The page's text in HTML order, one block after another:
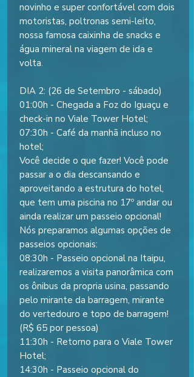
novinho e super confortável com dois
motoristas, poltronas semi-leito,
nossa famosa caixinha de snacks e
água mineral na viagem de ida e
volta.
DIA 2: (26 de Setembro - sábado)
01:00h - Chegada a Foz do Iguaçu e
check-in no Viale Tower Hotel;
07:30h - Café da manhã incluso no
hotel;
Você decide o que fazer! Você pode
passar a o dia descansando e
aproveitando a estrutura do hotel,
que tem uma piscina no 17º andar ou
ainda realizar um passeio opcional!
Nós preparamos algumas opções de
passeios opcionais:
08:30h - Passeio opcional na Itaipu,
realizaremos a visita panorâmica com
os ônibus da propria usina, passando
pelo mirante da barragem, mirante
do vertedouro e topo de barragem!
(R$ 65 por pessoa)
11:30h - Retorno para o Viale Tower
Hotel;
14:30h - Passeio opcional do